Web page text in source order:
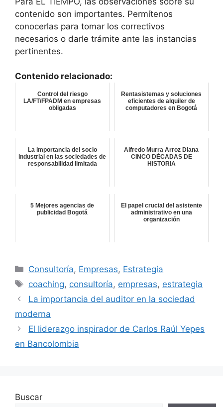
contenido son importantes. Permítenos
conocerlas para tomar los correctivos
necesarios o darle trámite ante las instancias
pertinentes.
Contenido relacionado:
Control del riesgo
LA/FT/FPADM en empresas
obligadas
Rentasistemas y soluciones
eficientes de alquiler de
computadores en Bogotá
La importancia del socio
industrial en las sociedades de
responsabilidad limitada
Alfredo Murra Arroz Diana
CINCO DÉCADAS DE
HISTORIA
5 Mejores agencias de
publicidad Bogotá
El papel crucial del asistente
administrativo en una
organización
Categorías
Consultoría, Empresas, Estrategia
Etiquetas
coaching, consultoría, empresas, estrategia
La importancia del auditor en la sociedad
moderna
El liderazgo inspirador de Carlos Raúl Yepes
en Bancolombia
Buscar